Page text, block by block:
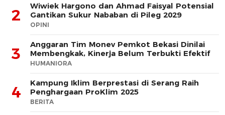
2
Wiwiek Hargono dan Ahmad Faisyal Potensial
Gantikan Sukur Nababan di Pileg 2029
OPINI
3
Anggaran Tim Monev Pemkot Bekasi Dinilai
Membengkak, Kinerja Belum Terbukti Efektif
HUMANIORA
4
Kampung Iklim Berprestasi di Serang Raih
Penghargaan ProKlim 2025
BERITA